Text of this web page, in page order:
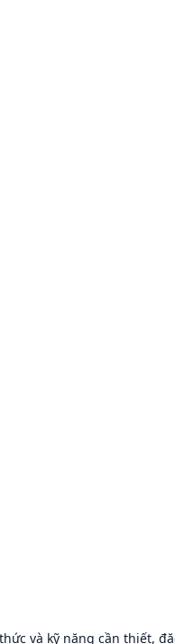
và kỹ năng cần thiết,